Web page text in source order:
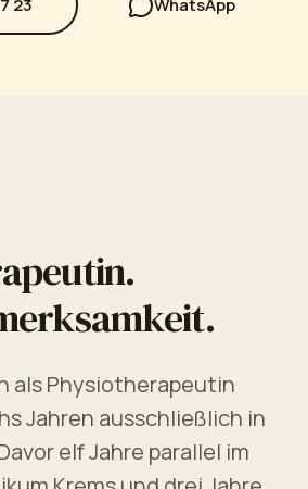
23 WhatsApp
als Physiotherapeutin
Jahren ausschließlich in
elf Jahre parallel im